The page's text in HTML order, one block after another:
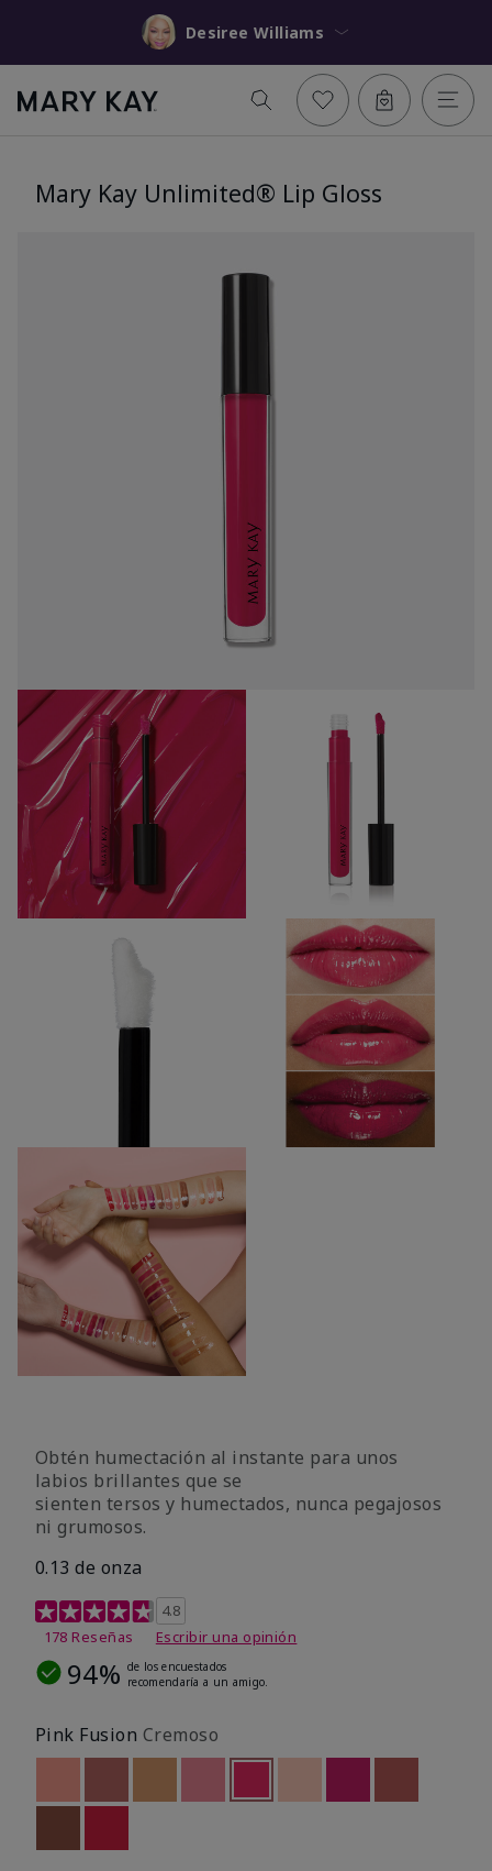
Desiree Williams
Mary Kay Unlimited® Lip Gloss
Obtén humectación al instante para unos
labios brillantes que se
sienten tersos y humectados, nunca pegajosos
ni grumosos.
0.13 de onza
Calificación de clientes de 4,8 de 5
4.8
178 Reseñas
Escribir una opinión
94% de los encuestados
recomendaría a un amigo.
Pink Fusion Cremoso
Out of stockOut of stockseleccionado
Out of stock